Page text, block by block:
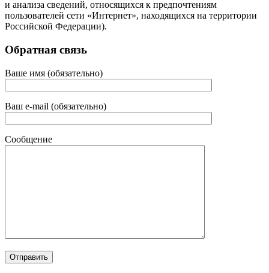
и анализа сведений, относящихся к предпочтениям
пользователей сети «Интернет», находящихся на территории
Российской Федерации).
Обратная связь
Ваше имя (обязательно)
Ваш e-mail (обязательно)
Сообщение